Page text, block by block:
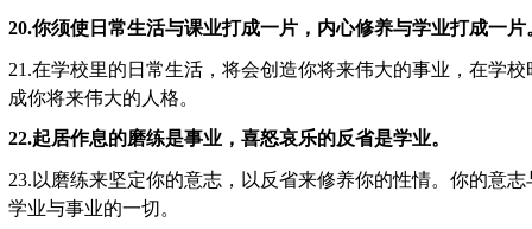
20.你须使日常生活与课业打成一片，内心修养与学业打成一片
21.在学校里的日常生活，将会创造你将来伟大的事业，在学
成你将来伟大的人格。
22.起居作息的磨练是事业，喜怒哀乐的反省是学业。
23. 以磨练来坚定你的意志，以反省来修养你的性情。你的意
学业与事业的一切。